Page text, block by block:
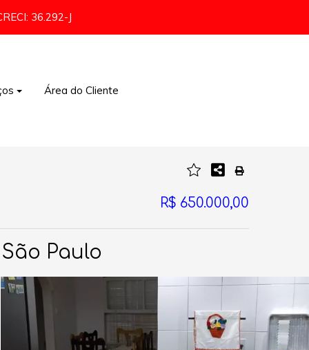
36.292-J
Área do Cliente
R$ 650.000,00
Paulo